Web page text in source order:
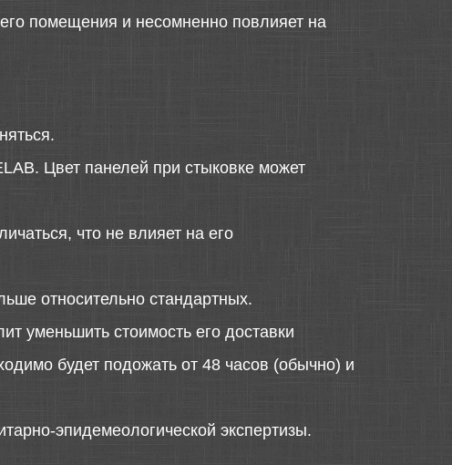
помещения и несомненно повлияет на
Цвет панелей при стыковке может
что не влияет на его
относительно стандартных.
уменьшить стоимость его доставки
будет подожать от 48 часов (обычно) и
эпидемеологической экспертизы.